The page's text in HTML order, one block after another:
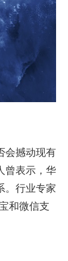
会撼动现有
曾表示，华
。行业专家
和微信支